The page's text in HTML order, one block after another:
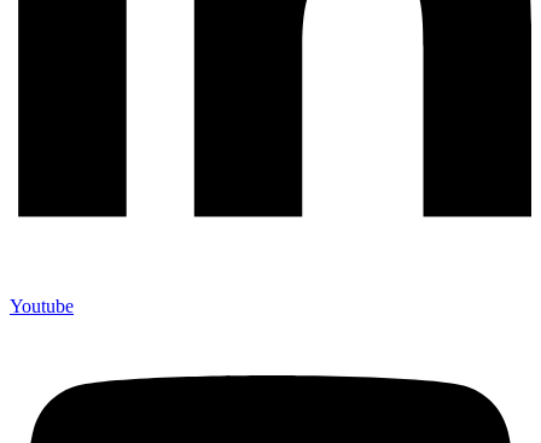
Youtube